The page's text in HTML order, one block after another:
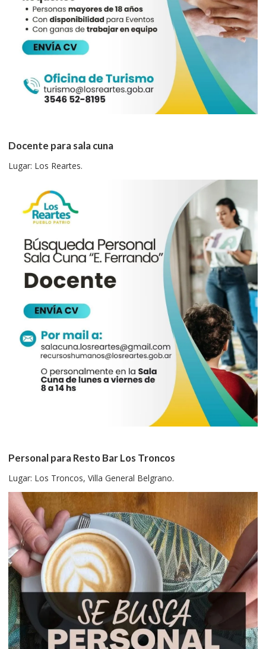
Docente para sala cuna
Lugar: Los Reartes.
Personal para Resto Bar Los Troncos
Lugar: Los Troncos, Villa General Belgrano.